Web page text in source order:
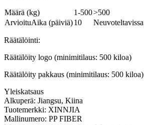
Määrä (kg) 1-500>500
ArvioituAika (päiviä)10 Neuvoteltavissa
Räätälöinti:
Räätälöity logo (minimitilaus: 500 kiloa)
Räätälöity pakkaus (minimitilaus: 500 kiloa)
Yleiskatsaus
Alkuperä: Jiangsu, Kiina
Tuotemerkki: XINNJIA
Mallinumero: PP FIBER